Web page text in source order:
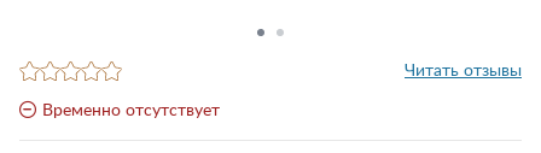
Читать отзывы
Временно отсутствует